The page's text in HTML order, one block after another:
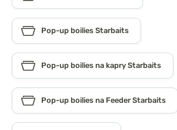
Pop-up boilies Starbaits
Pop-up boilies na kapry Starbaits
Pop-up boilies na Feeder Starbaits